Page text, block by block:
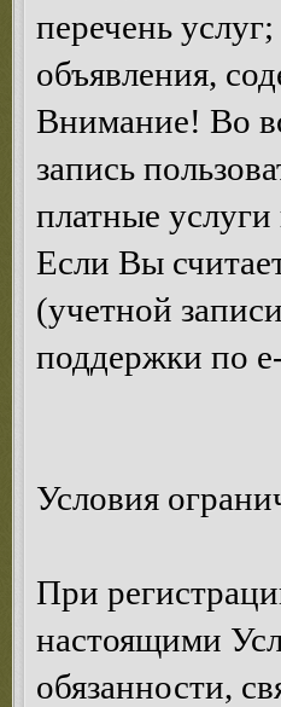
перечень услуг;
объявления,
Внимание! Во
запись
платные услуги
Если Вы
(учетной
поддержки по
Условия
При
настоящими
обязанности,